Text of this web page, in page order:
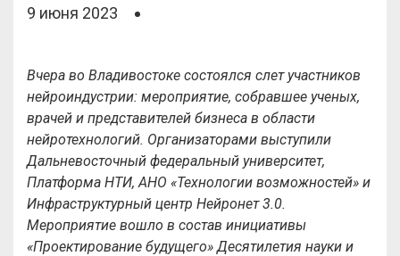
9 июня 2023
Вчера во Владивостоке состоялся слет участников
нейроиндустрии: мероприятие, собравшее ученых,
врачей и представителей бизнеса в области
нейротехнологий. Организаторами выступили
Дальневосточный федеральный университет,
Платформа НТИ, АНО «Технологии возможностей» и
Инфраструктурный центр Нейронет 3.0.
Мероприятие вошло в состав инициативы
«Проектирование будущего» Десятилетия науки и